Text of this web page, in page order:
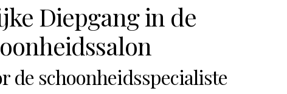
Diepgang in de
de schoonheidsspecialiste